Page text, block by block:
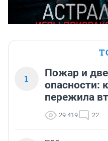
1
Пожар и
опасности:
пережила
29 419 22